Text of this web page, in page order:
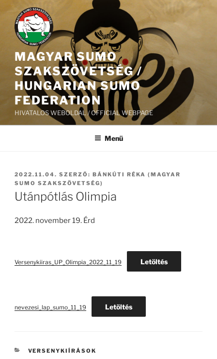
Tartalomhoz
MAGYAR SUMO
SZAKSZÖVETSÉG /
HUNGARIAN SUMO
FEDERATION
HIVATALOS WEBOLDAL / OFFICIAL WEBPAGE
Menü
BEKÜLDVE:
2022.11.04. SZERZŐ: BÁNKÚTI RÉKA (MAGYAR
SUMO SZAKSZÖVETSÉG)
Utánpótlás Olimpia
2022. november 19. Érd
Versenykiiras_UP_Olimpia_2022_11_19 Letöltés
nevezesi_lap_sumo_11_19 Letöltés
KATEGÓRIÁK
VERSENYKIÍRÁSOK